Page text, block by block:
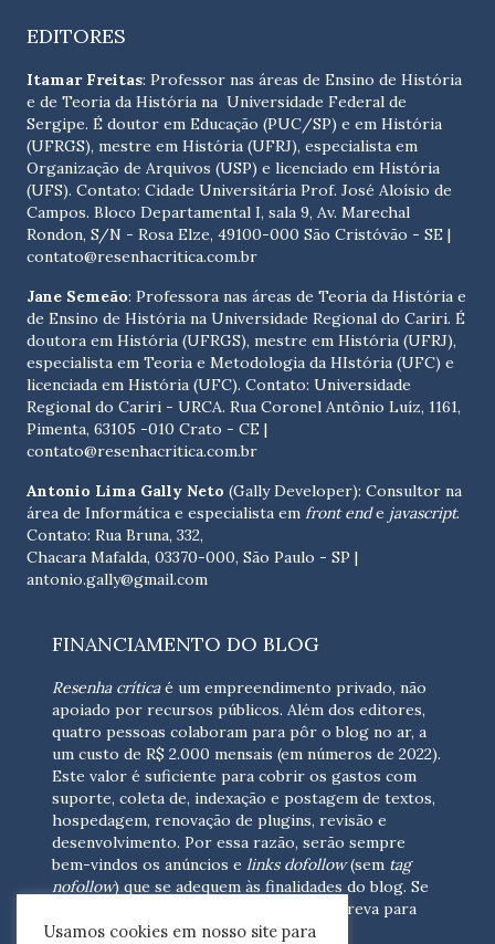
EDITORES
Itamar Freitas: Professor nas áreas de Ensino de História
e de Teoria da História na Universidade Federal de
Sergipe. É doutor em Educação (PUC/SP) e em História
(UFRGS), mestre em História (UFRJ), especialista em
Organização de Arquivos (USP) e licenciado em História
(UFS). Contato: Cidade Universitária Prof. José Aloísio de
Campos. Bloco Departamental I, sala 9, Av. Marechal
Rondon, S/N - Rosa Elze, 49100-000 São Cristóvão - SE |
contato@resenhacritica.com.br
Jane Semeão: Professora nas áreas de Teoria da História e
de Ensino de História na Universidade Regional do Cariri. É
doutora em História (UFRGS), mestre em História (UFRJ),
especialista em Teoria e Metodologia da HIstória (UFC) e
licenciada em História (UFC). Contato: Universidade
Regional do Cariri - URCA. Rua Coronel Antônio Luíz, 1161,
Pimenta, 63105 -010 Crato - CE |
contato@resenhacritica.com.br
Antonio Lima Gally Neto (Gally Developer): Consultor na
área de Informática e especialista em front ende javascript.
Contato: Rua Bruna, 332,
Chacara Mafalda, 03370-000, São Paulo - SP |
antonio.gally@gmail.com
FINANCIAMENTO DO BLOG
Resenha críticaé um empreendimento privado, não
apoiado por recursos públicos. Além dos editores,
quatro pessoas colaboram para pôr o blog no ar, a
um custo de R$ 2.000 mensais (em números de 2022).
Este valor é suficiente para cobrir os gastos com
suporte, coleta de, indexação e postagem de textos,
hospedagem, renovação de plugins, revisão e
desenvolvimento. Por essa razão, serão sempre
bem-vindos os anúncios e links dofollow(sem tag
nofollow) que se adequem às finalidades do blog. Se
escreva para
nós(contato@resenhacritica.com.br)
Usamos cookies em nosso site para